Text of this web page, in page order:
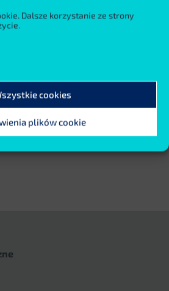
Dalsze korzystanie ze strony
cookies
plików cookie